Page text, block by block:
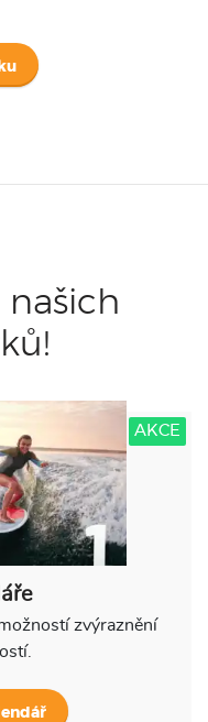
našich
AKCE
zvýraznění